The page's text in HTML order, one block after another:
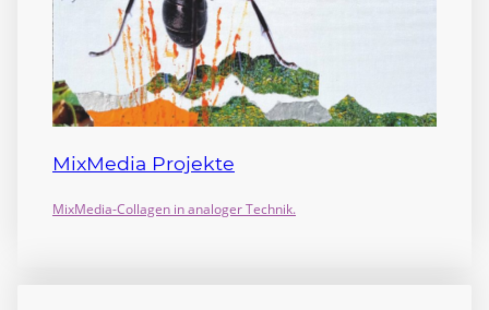
MixMedia Projekte
MixMedia-Collagen in analoger Technik.